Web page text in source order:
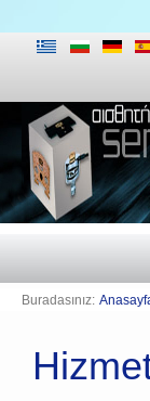
Buradasınız: